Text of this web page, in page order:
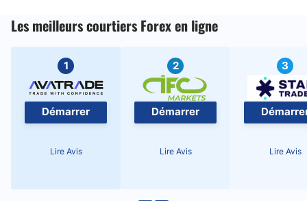
Les meilleurs courtiers Forex en ligne
1
Démarrer
Lire Avis
2
Démarrer
Lire Avis
3
Lire Avis